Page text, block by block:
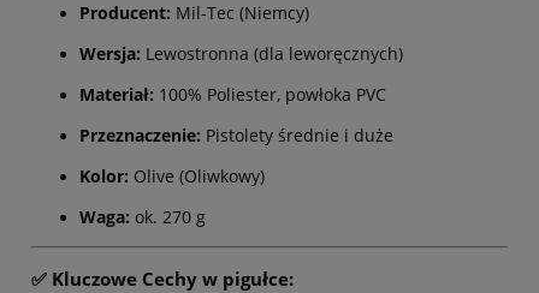
Producent: Mil-Tec (Niemcy)
Wersja: Lewostronna (dla leworęcznych)
Materiał: 100% Poliester, powłoka PVC
Przeznaczenie: Pistolety średnie i duże
Kolor: Olive (Oliwkowy)
Waga: ok. 270 g
✅ Kluczowe Cechy w pigułce: